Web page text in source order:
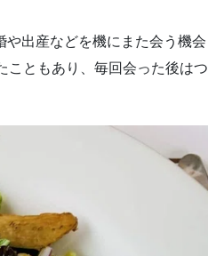
出産などを機にまた会う機会
こともあり、毎回会った後はつ